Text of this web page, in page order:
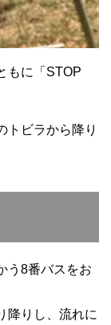
もに「STOP
トビラから降り
う8番バスをお
降りし、流れに